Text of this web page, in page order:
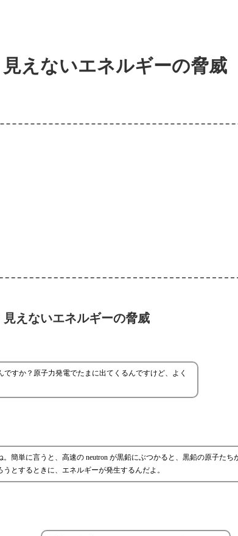
えないエネルギーの脅威
えないエネルギーの脅威
すか？原子力発電でたまに出てくるんですけど、よく
簡単に言うと、高速の neutron が黒鉛にぶつかると、黒鉛の原子たち
とするときに、エネルギーが発生するんだよ。